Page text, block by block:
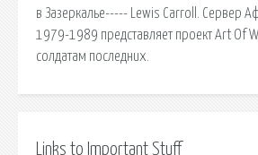
в Зазеркалье----- Lewis Carroll. Сервер
1979-1989 представляет проект Art Of
солдатам последних.
Links to Important Stuff